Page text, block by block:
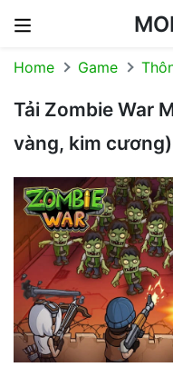
Home Game
Tải Zombie War
vàng, kim cương)